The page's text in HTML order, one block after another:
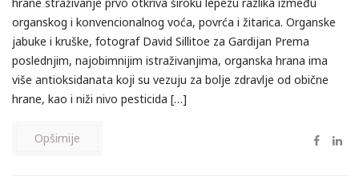
organskog i konvencionalnog voća, povrća i žitarica. Organske
jabuke i kruške, fotograf David Sillitoe za Gardijan Prema
poslednjim, najobimnijim istraživanjima, organska hrana ima
više antioksidanata koji su vezuju za bolje zdravlje od obične
hrane, kao i niži nivo pesticida […]
Opširnije